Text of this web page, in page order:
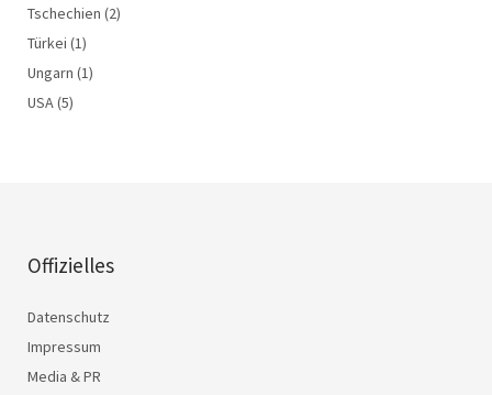
Tschechien (2)
Türkei (1)
Ungarn (1)
USA(5)
Offizielles
Datenschutz
Impressum
Media & PR